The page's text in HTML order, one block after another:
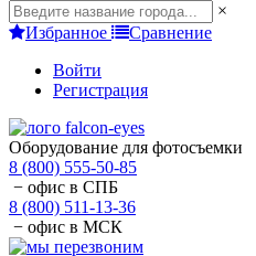
×
Избранное
Сравнение
Войти
Регистрация
Оборудование для фотосъемки
8 (800) 555-50-85
− офис в СПБ
8 (800) 511-13-36
− офис в МСК